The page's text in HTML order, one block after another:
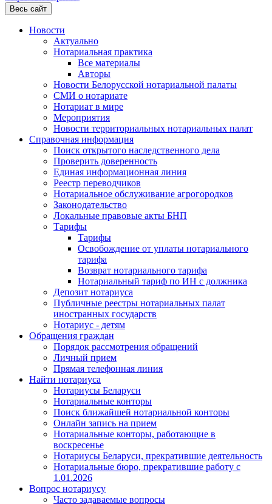
Весь сайт
Новости
Актуально
Нотариальная практика
Все материалы
Авторы
Новости Белорусской нотариальной палаты
СМИ о нотариате
Нотариат в мире
Мероприятия
Новости территориальных нотариальных палат
Справочная информация
Поиск открытого наследственного дела
Проверить доверенность
Единая информационная линия
Реестр переводчиков
Нотариальное обслуживание агрогородков
Законодательство
Локальные правовые акты БНП
Тарифы
Тарифы
Освобождение от уплаты нотариального
тарифа
Возврат нотариального тарифа
Нотариальный тариф по ИН с должника
Депозит нотариуса
Публичные реестры нотариальных палат
иностранных государств
Нотариус - детям
Обращения граждан
Порядок рассмотрения обращений
Личный прием
Прямая телефонная линия
Найти нотариуса
Нотариусы Беларуси
Нотариальные конторы
Поиск ближайшей нотариальной конторы
Онлайн запись на прием
Нотариальные конторы, работающие в
воскресенье
Нотариусы Беларуси, прекратившие деятельность
Нотариальные бюро, прекратившие работу с
1.01.2026
Вопрос нотариусу
Часто задаваемые вопросы